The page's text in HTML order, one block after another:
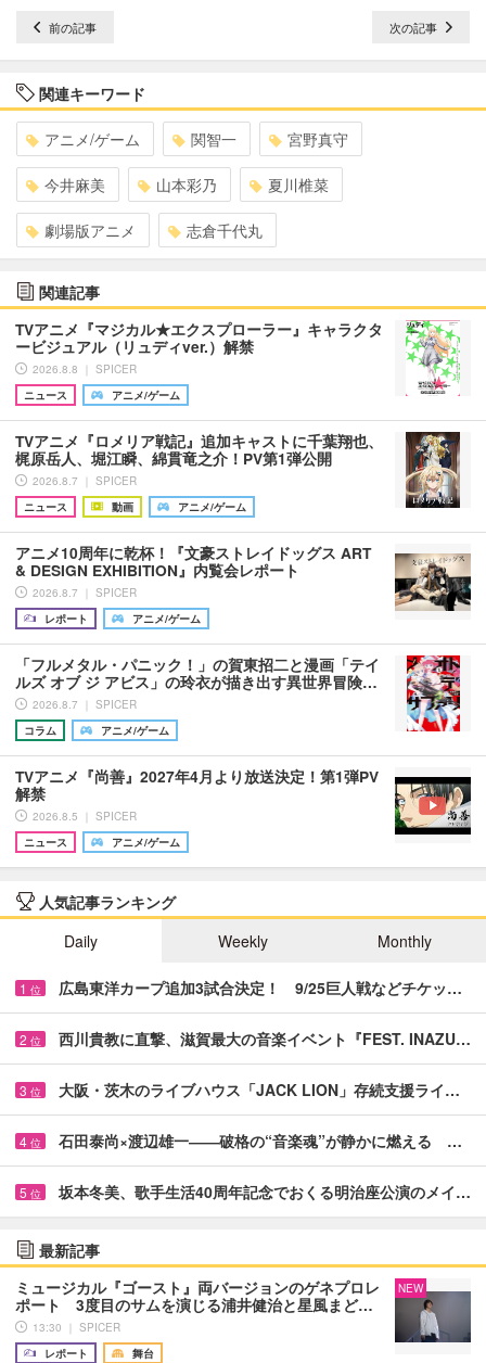
前の記事 次の記事
関連キーワード
アニメ/ゲーム 関智一 宮野真守
今井麻美 山本彩乃 夏川椎菜
劇場版アニメ 志倉千代丸
関連記事
TVアニメ『マジカル★エクスプローラー』キャラクタ
ービジュアル（リュディver.）解禁
2026.8.8 ｜ SPICER
ニュース
アニメ/ゲーム
TVアニメ『ロメリア戦記』追加キャストに千葉翔也、
梶原岳人、堀江瞬、綿貫竜之介！PV第1弾公開
2026.8.7 ｜ SPICER
ニュース
動画 アニメ/ゲーム
アニメ10周年に乾杯！『文豪ストレイドッグス ART
& DESIGN EXHIBITION』内覧会レポート
2026.8.7 ｜ SPICER
レポート
アニメ/ゲーム
「フルメタル・パニック！」の賀東招二と漫画「テイ
ルズ オブ ジ アビス」の玲衣が描き出す異世界冒険…
2026.8.7 ｜ SPICER
コラム
アニメ/ゲーム
TVアニメ『尚善』2027年4月より放送決定！第1弾PV
解禁
2026.8.5 ｜ SPICER
ニュース
アニメ/ゲーム
人気記事ランキング
Daily
Weekly Monthly
1 位 広島東洋カープ追加3試合決定！ 9/25巨人戦などチケッ…
2 位 西川貴教に直撃、滋賀最大の音楽イベント『FEST. INAZU…
3 位 大阪・茨木のライブハウス「JACK LION」存続支援ライ…
4 位 石田泰尚×渡辺雄一――破格の“音楽魂”が静かに燃える …
5 位 坂本冬美、歌手生活40周年記念でおくる明治座公演のメイ…
最新記事
ミュージカル『ゴースト』両バージョンのゲネプロレ
ポート 3度目のサムを演じる浦井健治と星風まど…
13:30 ｜ SPICER
レポート
舞台
NEW